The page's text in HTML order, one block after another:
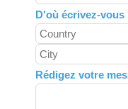
D'où écrivez-vous
Rédigez votre